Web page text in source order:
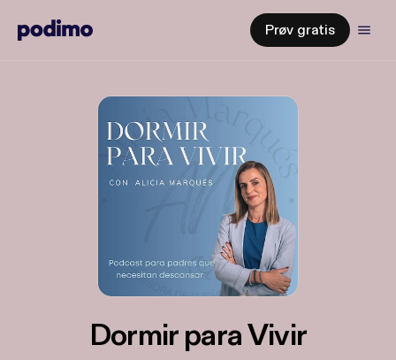
Prøv gratis
Dormir para Vivir